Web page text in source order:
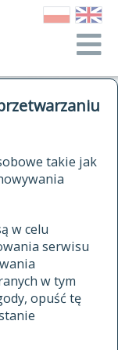
takie jak
w celu
serwisu
w tym
opuść tę